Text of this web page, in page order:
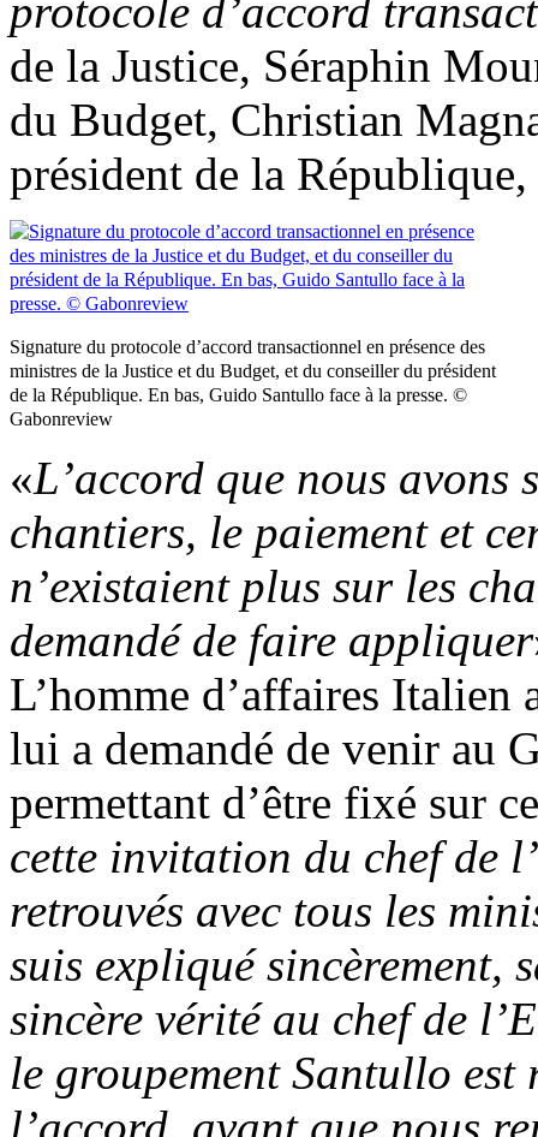
protocole d’accord
de la Justice, Séraphin
du Budget, Christian
président de la
Signature du protocole d’accord transactionnel en présence des
ministres de la Justice et du Budget, et du conseiller du président
de la République. En bas, Guido Santullo face à la presse. ©
Gabonreview
«L’accord que nous avons
chantiers, le paiement et
n’existaient plus sur les
demandé de faire appliquer
L’homme d’affaires Italien
lui a demandé de venir au
permettant d’être fixé sur
cette invitation du chef de
retrouvés avec tous les
suis expliqué sincèrement,
sincère vérité au chef de
le groupement Santullo
l’accord, avant que nous